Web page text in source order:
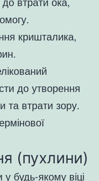
кришталика,
до утворення
та втрати зору.
(пухлини)
будь-якому віці